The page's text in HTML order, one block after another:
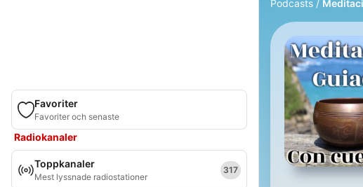
Favoriter
Favoriter och senaste
Radiokanaler
Toppkanaler
Mest lyssnade radiostationer
317
Podcasts